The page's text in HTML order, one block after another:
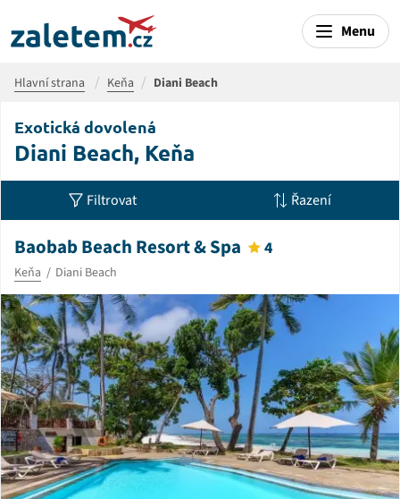
Menu
Hlavní strana Keňa Diani Beach
Exotická dovolená
Diani Beach, Keňa
Filtrovat Řazení
Baobab Beach Resort & Spa 4
Keňa Diani Beach